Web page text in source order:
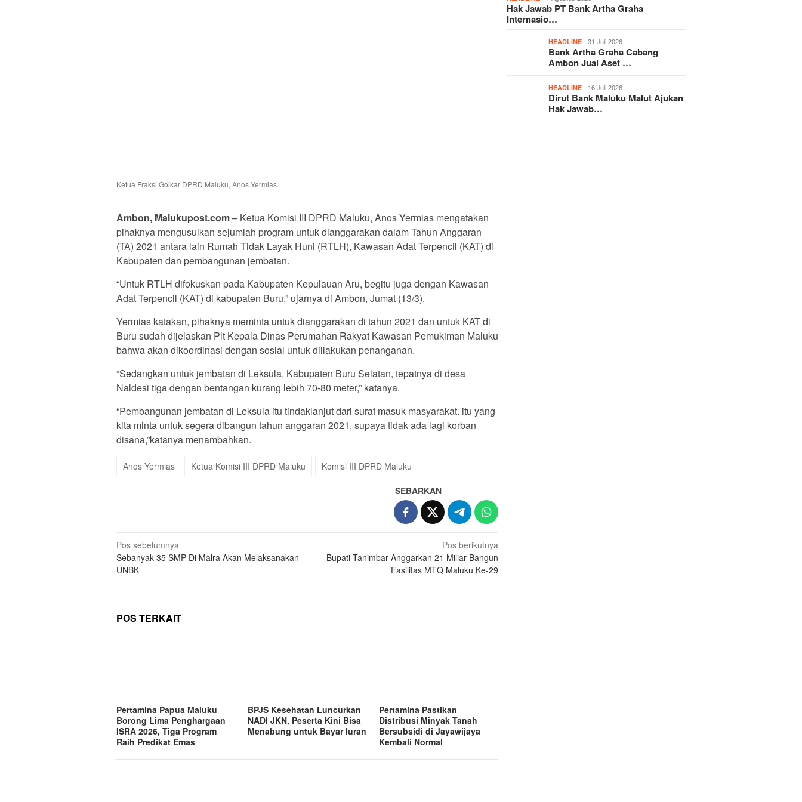
Ketua Fraksi Golkar DPRD Maluku, Anos Yermias
Ambon, Malukupost.com– Ketua Komisi III DPRD Maluku, Anos Yermias mengatakan
pihaknya mengusulkan sejumlah program untuk dianggarakan dalam Tahun Anggaran
(TA) 2021 antara lain Rumah Tidak Layak Huni (RTLH), Kawasan Adat Terpencil (KAT) di
Kabupaten dan pembangunan jembatan.
“Untuk RTLH difokuskan pada Kabupaten Kepulauan Aru, begitu juga dengan Kawasan
Adat Terpencil (KAT) di kabupaten Buru,” ujarnya di Ambon, Jumat (13/3).
Yermias katakan, pihaknya meminta untuk dianggarakan di tahun 2021 dan untuk KAT di
Buru sudah dijelaskan Plt Kepala Dinas Perumahan Rakyat Kawasan Pemukiman Maluku
bahwa akan dikoordinasi dengan sosial untuk dillakukan penanganan.
“Sedangkan untuk jembatan di Leksula, Kabupaten Buru Selatan, tepatnya di desa
Naldesi tiga dengan bentangan kurang lebih 70-80 meter,” katanya.
“Pembangunan jembatan di Leksula itu tindaklanjut dari surat masuk masyarakat. itu yang
kita minta untuk segera dibangun tahun anggaran 2021, supaya tidak ada lagi korban
disana,”katanya menambahkan.
Anos Yermias Ketua Komisi III DPRD Maluku Komisi III DPRD Maluku
SEBARKAN
Navigasi
pos
Pos sebelumnya
Sebanyak 35 SMP Di Malra Akan Melaksanakan
UNBK
Pos berikutnya
Bupati Tanimbar Anggarkan 21 Miliar Bangun
Fasilitas MTQ Maluku Ke-29
POS TERKAIT
Pertamina Papua Maluku
Borong Lima Penghargaan
ISRA 2026, Tiga Program
Raih Predikat Emas
BPJS Kesehatan Luncurkan
NADI JKN, Peserta Kini Bisa
Menabung untuk Bayar Iuran
Pertamina Pastikan
Distribusi Minyak Tanah
Bersubsidi di Jayawijaya
Kembali Normal
Hak Jawab PT Bank Artha Graha
Internasio…
HEADLINE 31 Juli 2026
Bank Artha Graha Cabang
Ambon Jual Aset …
HEADLINE 16 Juli 2026
Dirut Bank Maluku Malut Ajukan
Hak Jawab…